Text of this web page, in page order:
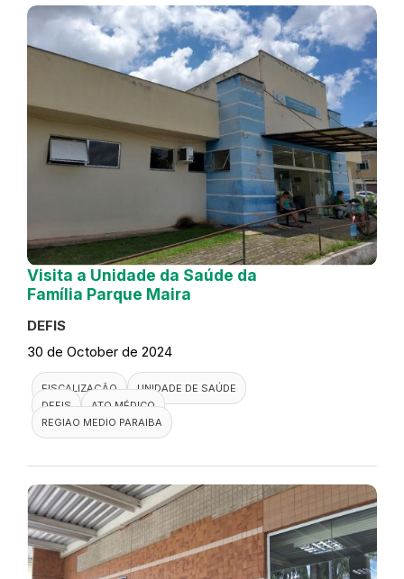
Visita a Unidade da Saúde da
Família Parque Maira
DEFIS
30 de October de 2024
FISCALIZAÇÃO
UNIDADE DE SAÚDE
DEFIS
ATO MÉDICO
REGIAO MEDIO PARAIBA